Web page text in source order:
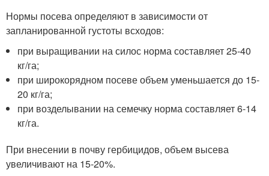
Нормы посева определяют в зависимости от
запланированной густоты всходов:
при выращивании на силос норма составляет 25-40
кг/га;
при широкорядном посеве объем уменьшается до 15-
20 кг/га;
при возделывании на семечку норма составляет 6-14
кг/га.
При внесении в почву гербицидов, объем высева
увеличивают на 15-20%.